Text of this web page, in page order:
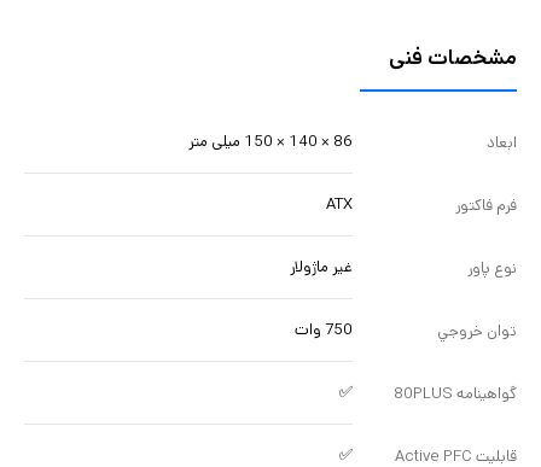
مشخصات فنی
ابعاد 86 × 140 × 150 میلی متر
فرم فاکتور ATX
نوع پاور غیر ماژولار
توان خروجي 750 وات
گواهينامه 80PLUS ✅
قابليت Active PFC ✅